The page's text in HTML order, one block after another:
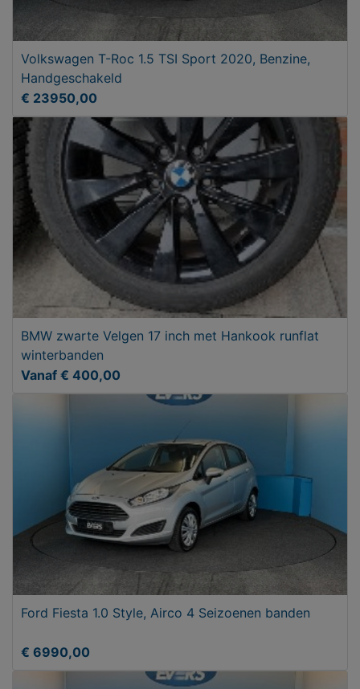
Volkswagen T-Roc 1.5 TSI Sport 2020, Benzine,
Handgeschakeld
€ 23950,00
BMW zwarte Velgen 17 inch met Hankook runflat
winterbanden
Vanaf € 400,00
Ford Fiesta 1.0 Style, Airco 4 Seizoenen banden
€ 6990,00